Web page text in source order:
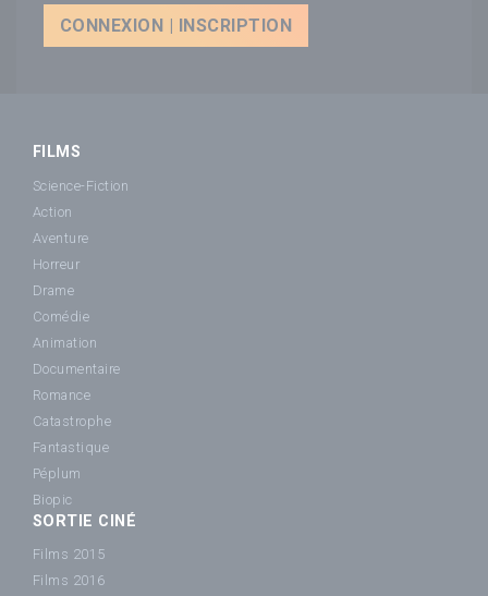
CONNEXION | INSCRIPTION
FILMS
Science-Fiction
Action
Aventure
Horreur
Drame
Comédie
Animation
Documentaire
Romance
Catastrophe
Fantastique
Péplum
Biopic
SORTIE CINÉ
Films 2015
Films 2016